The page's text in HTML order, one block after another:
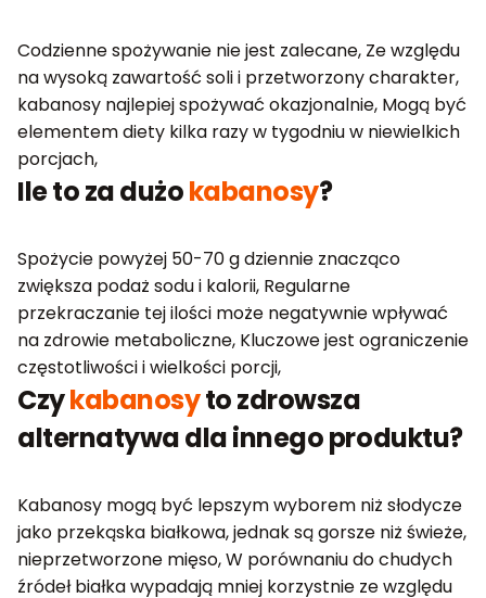
Codzienne spożywanie nie jest zalecane, Ze względu
na wysoką zawartość soli i przetworzony charakter,
kabanosy najlepiej spożywać okazjonalnie, Mogą być
elementem diety kilka razy w tygodniu w niewielkich
porcjach,
Ile to za dużokabanosy?
Spożycie powyżej 50-70 g dziennie znacząco
zwiększa podaż sodu i kalorii, Regularne
przekraczanie tej ilości może negatywnie wpływać
na zdrowie metaboliczne, Kluczowe jest ograniczenie
częstotliwości i wielkości porcji,
Czykabanosyto zdrowsza
alternatywa dla innego produktu?
Kabanosy mogą być lepszym wyborem niż słodycze
jako przekąska białkowa, jednak są gorsze niż świeże,
nieprzetworzone mięso, W porównaniu do chudych
źródeł białka wypadają mniej korzystnie ze względu